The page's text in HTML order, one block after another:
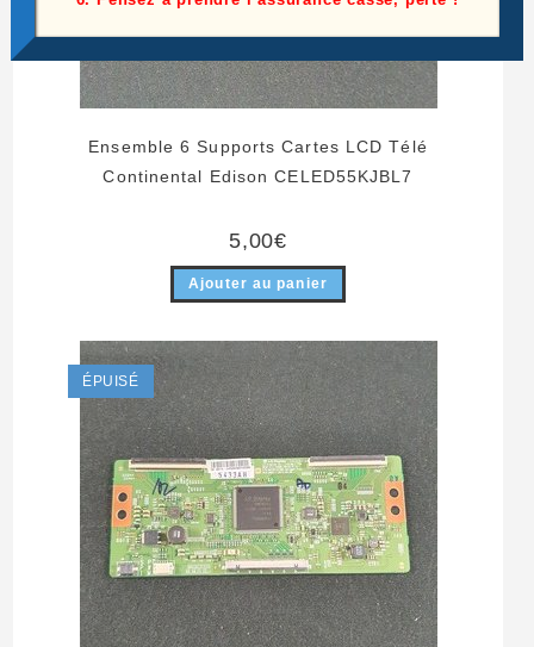
Ensemble 6 Supports Cartes LCD Télé
Continental Edison CELED55KJBL7
5,00€
Ajouter au panier
ÉPUISÉ